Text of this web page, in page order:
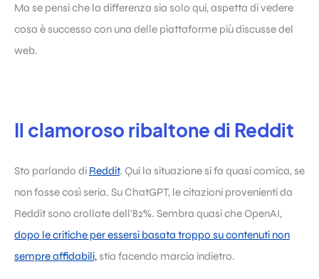
Ma se pensi che la differenza sia solo qui, aspetta di vedere
cosa è successo con una delle piattaforme più discusse del
web.
Il clamoroso ribaltone di Reddit
Sto parlando di Reddit. Qui la situazione si fa quasi comica, se
non fosse così seria. Su ChatGPT, le citazioni provenienti da
Reddit sono crollate dell’82%. Sembra quasi che OpenAI,
dopo le critiche per essersi basata troppo su contenuti non
sempre affidabili,stia facendo marcia indietro.